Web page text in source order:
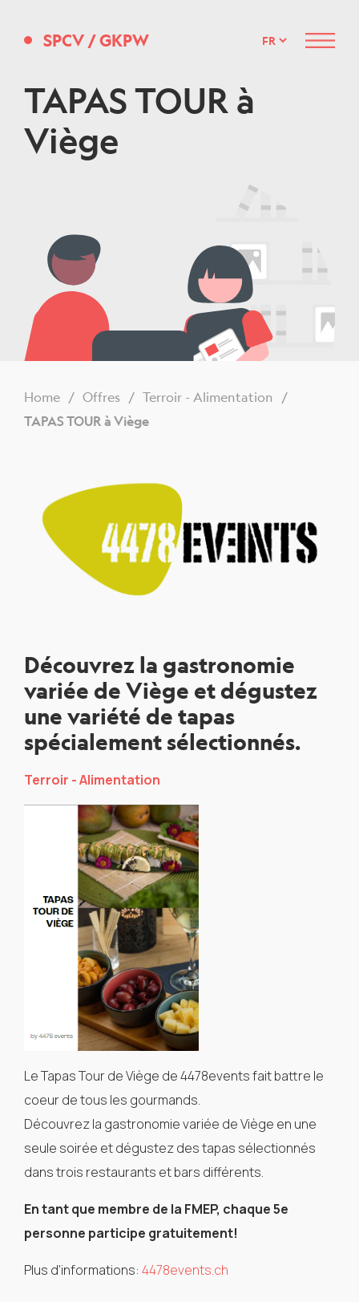
SPCV /GKPW
Menu
TAPAS TOUR à
Viège
Home Offres
Terroir - Alimentation
TAPAS TOUR à Viège
Découvrez la gastronomie
variée de Viège et dégustez
une variété de tapas
spécialement sélectionnés.
Terroir - Alimentation
Le Tapas Tour de Viège de 4478events fait battre le
coeur de tous les gourmands.
Découvrez la gastronomie variée de Viège en une
seule soirée et dégustez des tapas sélectionnés
dans trois restaurants et bars différents.
En tant que membre de la FMEP, chaque 5e
personne participe gratuitement!
Plus d‘informations: 4478events.ch